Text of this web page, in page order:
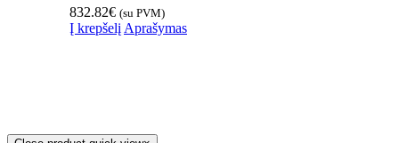
832.82€ (su PVM)
Į krepšelį Aprašymas